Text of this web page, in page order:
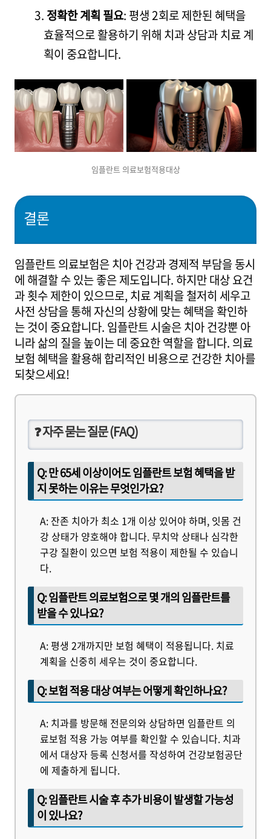
정확한 계획 필요: 평생 2회로 제한된 혜택을
효율적으로 활용하기 위해 치과 상담과 치료 계
획이 중요합니다.
임플란트 의료보험적용대상
결론
임플란트 의료보험은 치아 건강과 경제적 부담을 동시
에 해결할 수 있는 좋은 제도입니다. 하지만 대상 요건
과 횟수 제한이 있으므로, 치료 계획을 철저히 세우고
사전 상담을 통해 자신의 상황에 맞는 혜택을 확인하
는 것이 중요합니다. 임플란트 시술은 치아 건강뿐 아
니라 삶의 질을 높이는 데 중요한 역할을 합니다. 의료
보험 혜택을 활용해 합리적인 비용으로 건강한 치아를
되찾으세요!
❓ 자주 묻는 질문 (FAQ)
Q: 만 65세 이상이어도 임플란트 보험 혜택을 받
지 못하는 이유는 무엇인가요?
A: 잔존 치아가 최소 1개 이상 있어야 하며, 잇몸 건
강 상태가 양호해야 합니다. 무치악 상태나 심각한
구강 질환이 있으면 보험 적용이 제한될 수 있습니
다.
Q: 임플란트 의료보험으로 몇 개의 임플란트를
받을 수 있나요?
A: 평생 2개까지만 보험 혜택이 적용됩니다. 치료
계획을 신중히 세우는 것이 중요합니다.
Q: 보험 적용 대상 여부는 어떻게 확인하나요?
A: 치과를 방문해 전문의와 상담하면 임플란트 의
료보험 적용 가능 여부를 확인할 수 있습니다. 치과
에서 대상자 등록 신청서를 작성하여 건강보험공단
에 제출하게 됩니다.
Q: 임플란트 시술 후 추가 비용이 발생할 가능성
이 있나요?